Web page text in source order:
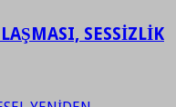
SESSİZLİK